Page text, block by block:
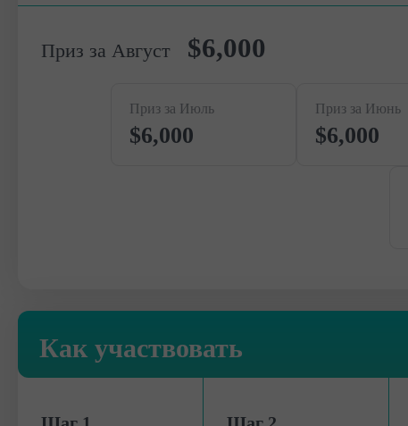
Приз за Август $6,000
Приз за Июль
$6,000
Приз за Июнь
$6,000
Как участвовать